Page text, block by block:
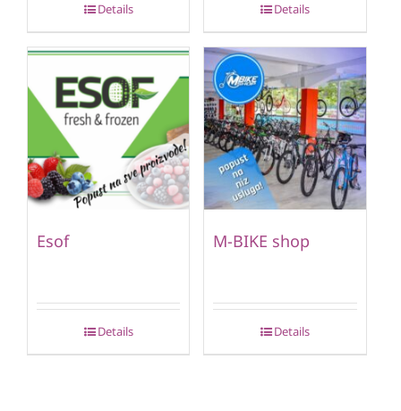
Details Details
Esof
Details
M-BIKE shop
Details